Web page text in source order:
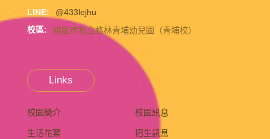
LINE:
@433lejhu
校區:
桃園市私立格林青埔幼兒園（青埔校）
Links
校園簡介 校園訊息
生活花絮 招生訊息